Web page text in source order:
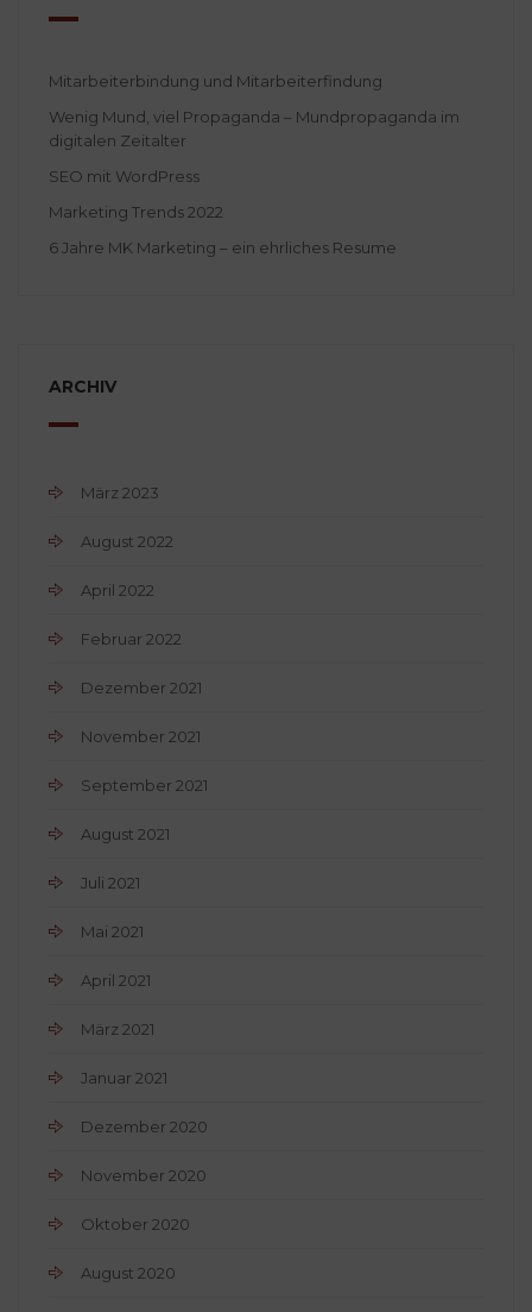
Mitarbeiterbindung und Mitarbeiterfindung
Wenig Mund, viel Propaganda – Mundpropaganda im
digitalen Zeitalter
SEO mit WordPress
Marketing Trends 2022
6 Jahre MK Marketing – ein ehrliches Resume
ARCHIV
März 2023
August 2022
April 2022
Februar 2022
Dezember 2021
November 2021
September 2021
August 2021
Juli 2021
Mai 2021
April 2021
März 2021
Januar 2021
Dezember 2020
November 2020
Oktober 2020
August 2020